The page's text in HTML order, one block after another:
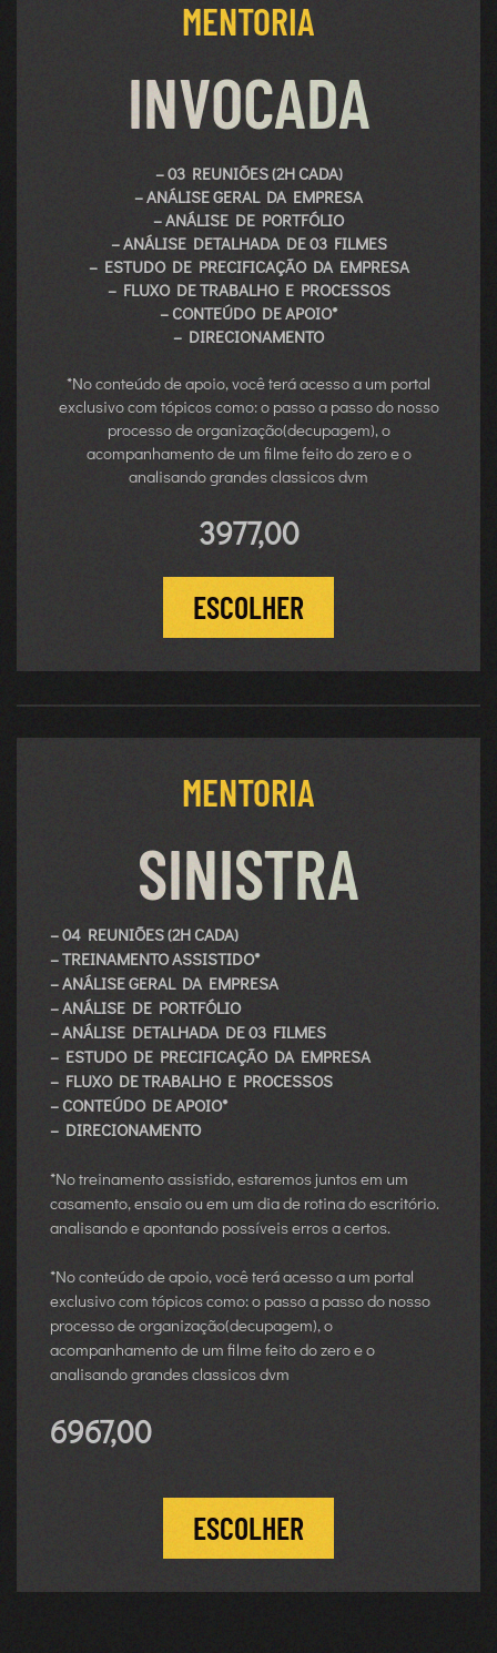
MENTORIA
INVOCADA
– 03 REUNIÕES (2H CADA)
– ANÁLISE GERAL DA EMPRESA
– ANÁLISE DE PORTFÓLIO
– ANÁLISE DETALHADA DE 03 FILMES
– ESTUDO DE PRECIFICAÇÃO DA EMPRESA
– FLUXO DE TRABALHO E PROCESSOS
– CONTEÚDO DE APOIO*
– DIRECIONAMENTO
*No conteúdo de apoio, você terá acesso a um portal
exclusivo com tópicos como: o passo a passo do nosso
processo de organização(decupagem), o
acompanhamento de um filme feito do zero e o
analisando grandes classicos dvm
3977,00
ESCOLHER
MENTORIA
SINISTRA
– 04 REUNIÕES (2H CADA)
– TREINAMENTO ASSISTIDO*
– ANÁLISE GERAL DA EMPRESA
– ANÁLISE DE PORTFÓLIO
– ANÁLISE DETALHADA DE 03 FILMES
– ESTUDO DE PRECIFICAÇÃO DA EMPRESA
– FLUXO DE TRABALHO E PROCESSOS
– CONTEÚDO DE APOIO*
– DIRECIONAMENTO
*No treinamento assistido, estaremos juntos em um
casamento, ensaio ou em um dia de rotina do escritório.
analisando e apontando possíveis erros a certos.
*No conteúdo de apoio, você terá acesso a um portal
exclusivo com tópicos como: o passo a passo do nosso
processo de organização(decupagem), o
acompanhamento de um filme feito do zero e o
analisando grandes classicos dvm
6967,00
ESCOLHER